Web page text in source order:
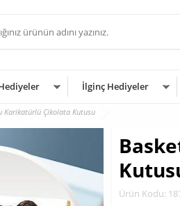
İlginç Hediyeler
Karikatürlü Çikolata Kutusu
Ürün Kodu: